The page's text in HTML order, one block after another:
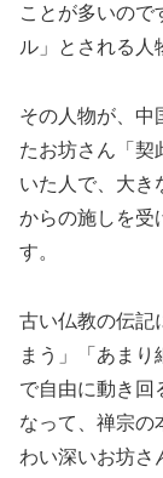
ことが多いので
ル」とされる人
その人物が、中
たお坊さん「契
いた人で、大き
からの施しを受
す。
古い仏教の伝記
まう」「あま
で自由に動き回
なって、禅宗の
わい深いお坊さ